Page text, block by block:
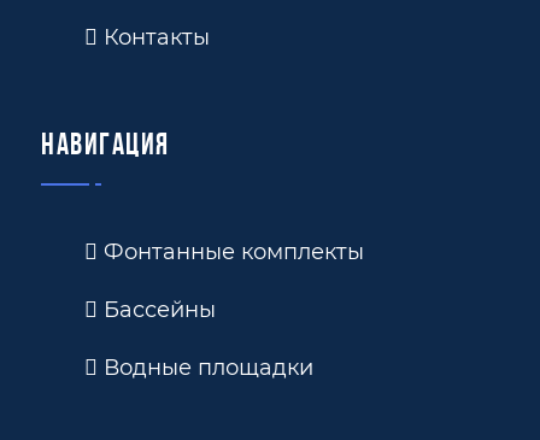
Контакты
Навигация
Фонтанные комплекты
Бассейны
Водные площадки